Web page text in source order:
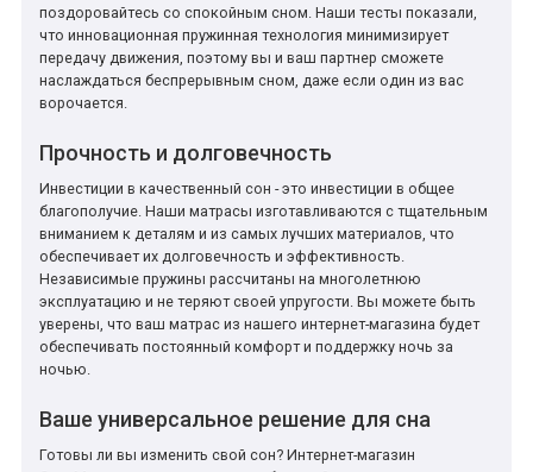
поздоровайтесь со спокойным сном. Наши тесты показали,
что инновационная пружинная технология минимизирует
передачу движения, поэтому вы и ваш партнер сможете
наслаждаться беспрерывным сном, даже если один из вас
ворочается.
Прочность и долговечность
Инвестиции в качественный сон - это инвестиции в общее
благополучие. Наши матрасы изготавливаются с тщательным
вниманием к деталям и из самых лучших материалов, что
обеспечивает их долговечность и эффективность.
Независимые пружины рассчитаны на многолетнюю
эксплуатацию и не теряют своей упругости. Вы можете быть
уверены, что ваш матрас из нашего интернет-магазина будет
обеспечивать постоянный комфорт и поддержку ночь за
ночью.
Ваше универсальное решение для сна
Готовы ли вы изменить свой сон? Интернет-магазин